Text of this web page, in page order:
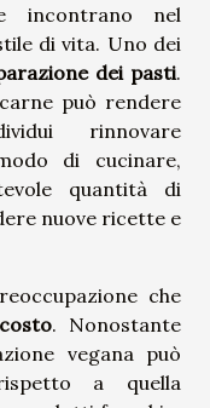
incontrano nel
di vita. Uno dei
dei pasti.
può rendere
rinnovare
di cucinare,
quantità di
nuove ricette e
che
costo. Nonostante
vegana può
a quella